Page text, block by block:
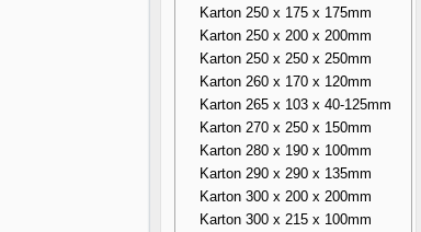
Karton 250 x 175 x 175mm
Karton 250 x 200 x 200mm
Karton 250 x 250 x 250mm
Karton 260 x 170 x 120mm
Karton 265 x 103 x 40-125mm
Karton 270 x 250 x 150mm
Karton 280 x 190 x 100mm
Karton 290 x 290 x 135mm
Karton 300 x 200 x 200mm
Karton 300 x 215 x 100mm